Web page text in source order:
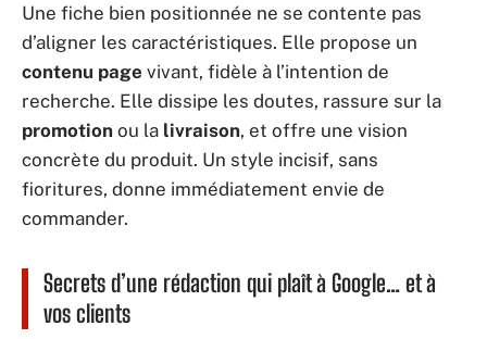
Une fiche bien positionnée ne se contente pas
d’aligner les caractéristiques. Elle propose un
contenu page vivant, fidèle à l’intention de
recherche. Elle dissipe les doutes, rassure sur la
promotion ou la livraison, et offre une vision
concrète du produit. Un style incisif, sans
fioritures, donne immédiatement envie de
commander.
Secrets d’une rédaction qui plaît à Google… et à
vos clients